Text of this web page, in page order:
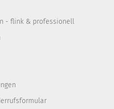
- flink & professionell